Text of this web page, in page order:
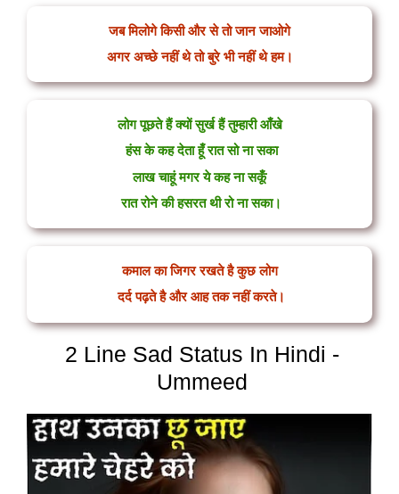
जब मिलोगे किसी और से तो जान जाओगे
अगर अच्छे नहीं थे तो बुरे भी नहीं थे हम।
लोग पूछते हैं क्यों सुर्ख हैं तुम्हारी आँखे
हंस के कह देता हूँ रात सो ना सका
लाख चाहूं मगर ये कह ना सकूँ
रात रोने की हसरत थी रो ना सका।
कमाल का जिगर रखते है कुछ लोग
दर्द पढ़ते है और आह तक नहीं करते।
2 Line Sad Status In Hindi -
Ummeed